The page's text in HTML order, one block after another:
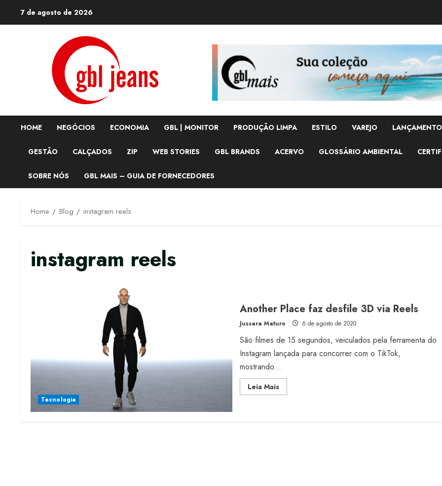
7 de agosto de 2026
HOME NEGÓCIOS ECONOMIA GBL | MONITOR PRODUÇÃO LIMPA ESTILO VAREJO
GESTÃO CALÇADOS ZIP WEB STORIES GBL BRANDS ACERVO GLOSSÁRIO AMBIENTAL
SOBRE NÓS GBL MAIS – GUIA DE FORNECEDORES
Home Blog instagram reels
instagram reels
Tecnologia
Another Place faz desfile 3D via Reels
Jussara Maturo 6 de agosto de 2020
São filmes de 15 segundos, veiculados pela ferramenta do
Instagram lançada para concorrer com o TikTok,
mostrando...
Leia MaisRead
more